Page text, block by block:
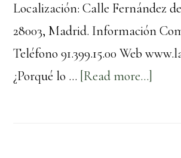
Localización: Calle Fernández
28003, Madrid. Información
Teléfono 91.399.15.00 Web
¿Porqué lo … [Read more...]